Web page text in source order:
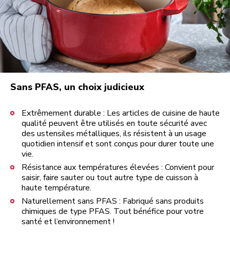
Sans PFAS, un choix judicieux
Extrêmement durable : Les articles de cuisine de haute
qualité peuvent être utilisés en toute sécurité avec
des ustensiles métalliques, ils résistent à un usage
quotidien intensif et sont conçus pour durer toute une
vie.
Résistance aux températures élevées : Convient pour
saisir, faire sauter ou tout autre type de cuisson à
haute température.
Naturellement sans PFAS : Fabriqué sans produits
chimiques de type PFAS. Tout bénéfice pour votre
santé et l’environnement !